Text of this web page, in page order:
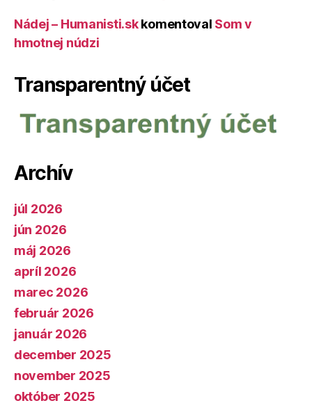
Nádej – Humanisti.skkomentoval Som v
hmotnej núdzi
Transparentný účet
Archív
júl 2026
jún 2026
máj 2026
apríl 2026
marec 2026
február 2026
január 2026
december 2025
november 2025
október 2025